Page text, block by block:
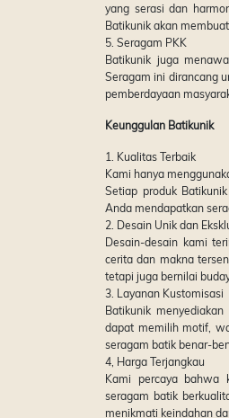
yang serasi dan
Batikunik akan
5. Seragam PKK
Batikunik juga
Seragam ini dirancang
pemberdayaan
Keunggulan Batikunik
1. Kualitas Terbaik
Kami hanya
Setiap produk
Anda mendapatkan
2. Desain Unik dan
Desain-desain kami
cerita dan makna
tetapi juga bernilai
3. Layanan Kustomisasi
Batikunik
dapat memilih motif,
seragam batik benar-
4, Harga Terjangkau
Kami percaya bahwa
seragam batik
menikmati keindahan